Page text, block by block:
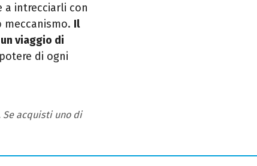
a intrecciarli con
Il
viaggio di
di ogni
acquisti uno di